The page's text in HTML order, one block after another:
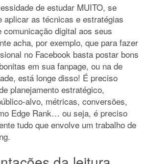
de estudar MUITO, se
aplicar as técnicas e estratégias
comunicação digital aos seus
acha, por exemplo, que para fazer
no Facebook basta postar bons
em sua fanpage, ou na de
está longe disso! É preciso
planejamento estratégico,
alvo, métricas, conversões,
Edge Rank… ou seja, é preciso
tudo que envolve um trabalho de